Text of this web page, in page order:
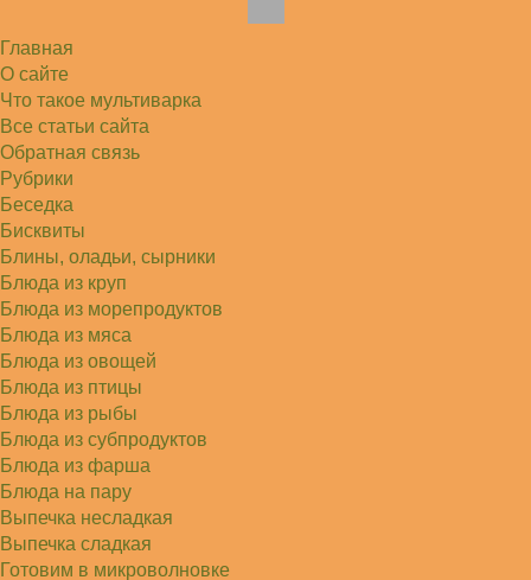
и сырую курочку, и…
Света
Советую простой рецепт как готовили наши
бабушки, на 5 минут…
Главная
О сайте
Что такое мультиварка
Все статьи сайта
Обратная связь
Рубрики
Беседка
Бисквиты
Блины, оладьи, сырники
Блюда из круп
Блюда из морепродуктов
Блюда из мяса
Блюда из овощей
Блюда из птицы
Блюда из рыбы
Блюда из субпродуктов
Блюда из фарша
Блюда на пару
Выпечка несладкая
Выпечка сладкая
Готовим в микроволновке